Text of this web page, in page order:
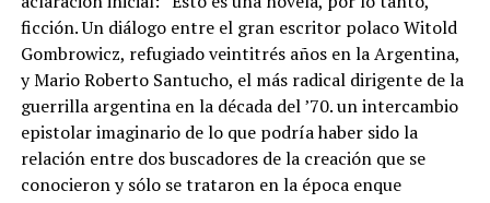
ficción. Un diálogo entre el gran escritor polaco Witold
Gombrowicz, refugiado veintitrés años en la Argentina,
y Mario Roberto Santucho, el más radical dirigente de la
guerrilla argentina en la década del ’70. un intercambio
epistolar imaginario de lo que podría haber sido la
relación entre dos buscadores de la creación que se
conocieron y sólo se trataron en la época enque